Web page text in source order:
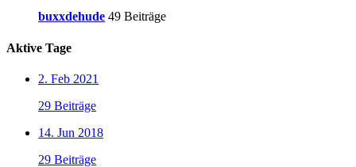
buxxdehude 49 Beiträge
Aktive Tage
2. Feb 2021
29 Beiträge
14. Jun 2018
29 Beiträge